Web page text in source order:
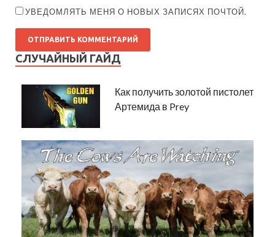
УВЕДОМЛЯТЬ МЕНЯ О НОВЫХ ЗАПИСЯХ ПОЧТОЙ.
СЛУЧАЙНЫЙ ГАЙД
Как получить золотой пистолет
Артемида в Prey